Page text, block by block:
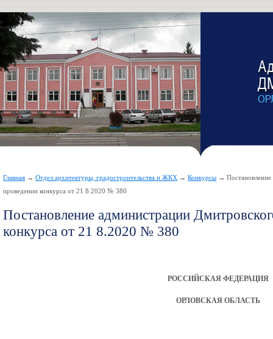
Главная → Отдел архитектуры, градостроительства и ЖКХ → Конкурсы → Постановление
проведении конкурса от 21 8.2020 № 380
Постановление администрации
конкурса от 21 8.2020 № 380
РОССИЙСКАЯ ФЕДЕРАЦИЯ
ОРЛОВСКАЯ ОБЛАСТЬ